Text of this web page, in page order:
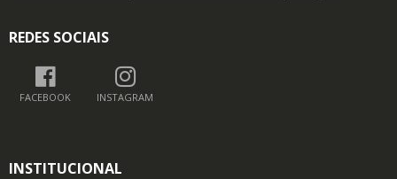
REDES SOCIAIS
FACEBOOK INSTAGRAM
INSTITUCIONAL